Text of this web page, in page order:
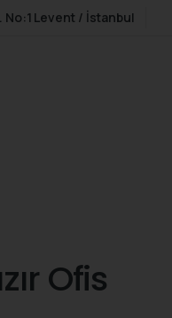
No:1 Levent / İstanbul
Ofis